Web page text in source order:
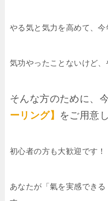
やる気と気力を高めて、今
気功やったことないけど、
そんな方のために、
ーリング】 をご用意
初心者の方も大歓迎です！
あなたが「氣を実感でき